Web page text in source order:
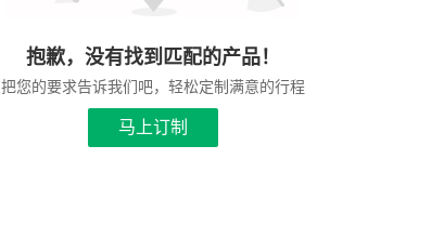
抱歉，没有找到匹配的产品！
把您的要求告诉我们吧，轻松定制满意的行程
马上订制